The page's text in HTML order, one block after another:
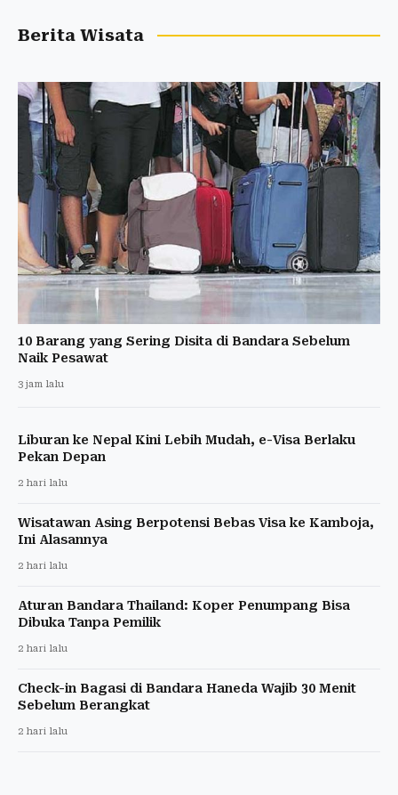
Berita Wisata
10 Barang yang Sering Disita di Bandara Sebelum
Naik Pesawat
3 jam lalu
Liburan ke Nepal Kini Lebih Mudah, e-Visa Berlaku
Pekan Depan
2 hari lalu
Wisatawan Asing Berpotensi Bebas Visa ke Kamboja,
Ini Alasannya
2 hari lalu
Aturan Bandara Thailand: Koper Penumpang Bisa
Dibuka Tanpa Pemilik
2 hari lalu
Check-in Bagasi di Bandara Haneda Wajib 30 Menit
Sebelum Berangkat
2 hari lalu